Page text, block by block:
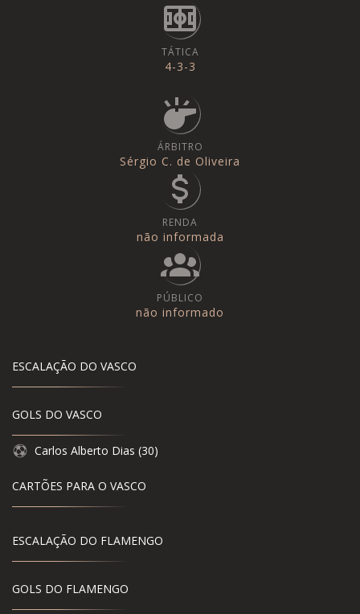
TÁTICA
4-3-3
ÁRBITRO
Sérgio C. de Oliveira
RENDA
não informada
PÚBLICO
não informado
ESCALAÇÃO DO VASCO
GOLS DO VASCO
Carlos Alberto Dias (30)
CARTÕES PARA O VASCO
ESCALAÇÃO DO FLAMENGO
GOLS DO FLAMENGO